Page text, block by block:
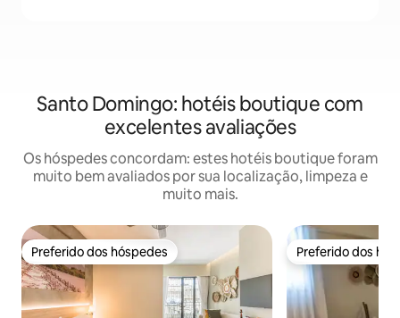
Santo Domingo: hotéis boutique com
excelentes avaliações
Os hóspedes concordam: estes hotéis boutique foram
muito bem avaliados por sua localização, limpeza e
muito mais.
Preferido dos hóspedes
Preferido dos hóspedes Preferido dos
Preferido dos